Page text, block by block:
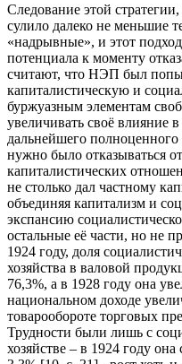
Следование этой
сулило далеко не меньшие
«надрывные», и этот
потенциала к моменту
считают, что НЭП был
капиталистическую и
буржуазным элементам
увеличивать своё влияние
дальнейшего полноценного
нужно было отказываться
капиталистических
не столько дал частному
объединяя капитализм и
экспансию
остальные её части, но не
1924 году, доля
хозяйства в валовой
76,3%, а в 1928 году она
национальном доходе
товарообороте торговых
Трудности были лишь с
хозяйстве – в 1924 году